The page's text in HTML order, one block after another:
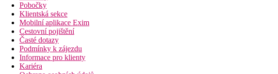
Pobočky
Klientská sekce
Mobilní aplikace Exim
Cestovní pojištění
Časté dotazy
Podmínky k zájezdu
Informace pro klienty
Kariéra